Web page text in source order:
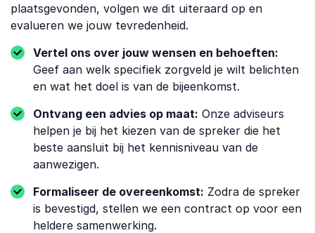
plaatsgevonden, volgen we dit uiteraard op en
evalueren we jouw tevredenheid.
Vertel ons over jouw wensen en behoeften:
Geef aan welk specifiek zorgveld je wilt belichten
en wat het doel is van de bijeenkomst.
Ontvang een advies op maat: Onze adviseurs
helpen je bij het kiezen van de spreker die het
beste aansluit bij het kennisniveau van de
aanwezigen.
Formaliseer de overeenkomst: Zodra de spreker
is bevestigd, stellen we een contract op voor een
heldere samenwerking.